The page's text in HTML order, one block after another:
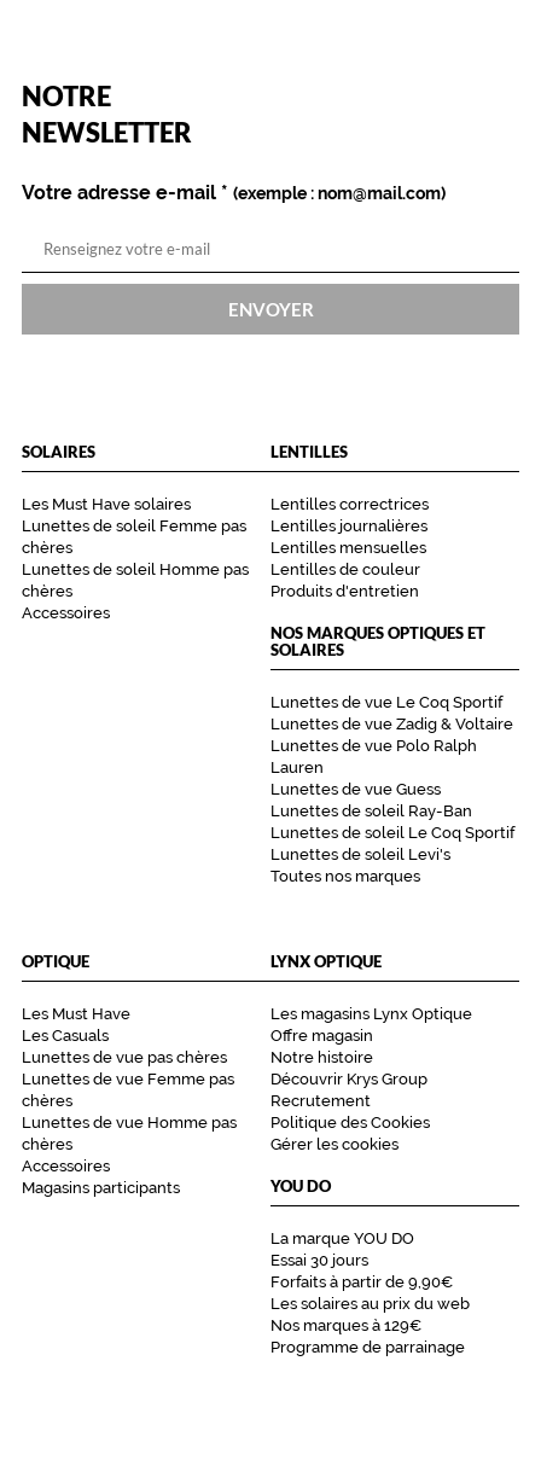
NOTRE
NEWSLETTER
Name
Votre adresse e-mail *
(Ce
champ
est
obligatoire)
(exemple : nom@mail.com)
ENVOYER
SOLAIRES
Les Must Have solaires
Lunettes de soleil Femme pas
chères
Lunettes de soleil Homme pas
chères
Accessoires
LENTILLES
Lentilles correctrices
Lentilles journalières
Lentilles mensuelles
Lentilles de couleur
Produits d'entretien
NOS MARQUES OPTIQUES ET
SOLAIRES
Lunettes de vue Le Coq Sportif
Lunettes de vue Zadig & Voltaire
Lunettes de vue Polo Ralph
Lauren
Lunettes de vue Guess
Lunettes de soleil Ray-Ban
Lunettes de soleil Le Coq Sportif
Lunettes de soleil Levi's
Toutes nos marques
OPTIQUE
Les Must Have
Les Casuals
Lunettes de vue pas chères
Lunettes de vue Femme pas
chères
Lunettes de vue Homme pas
chères
Accessoires
Magasins participants
LYNX OPTIQUE
Les magasins Lynx Optique
Offre magasin
Notre histoire
Découvrir Krys Group
Recrutement
Politique des Cookies
Gérer les cookies
YOU DO
La marque YOU DO
Essai 30 jours
Forfaits à partir de 9,90€
Les solaires au prix du web
Nos marques à 129€
Programme de parrainage